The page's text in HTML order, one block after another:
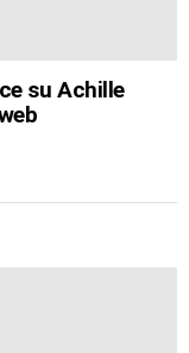
su Achille